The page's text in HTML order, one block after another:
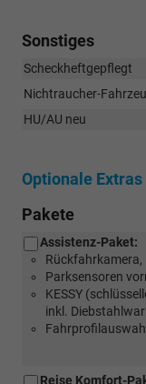
Sonstiges
Scheckheftgepflegt
Nichtraucher-
HU/AU neu
Optionale Extras
Pakete
Assistenz-Paket:
Rückfahrkamera,
Parksensoren
KESSY
inkl.
Fahrprofilauswahl
Reise Komfort-